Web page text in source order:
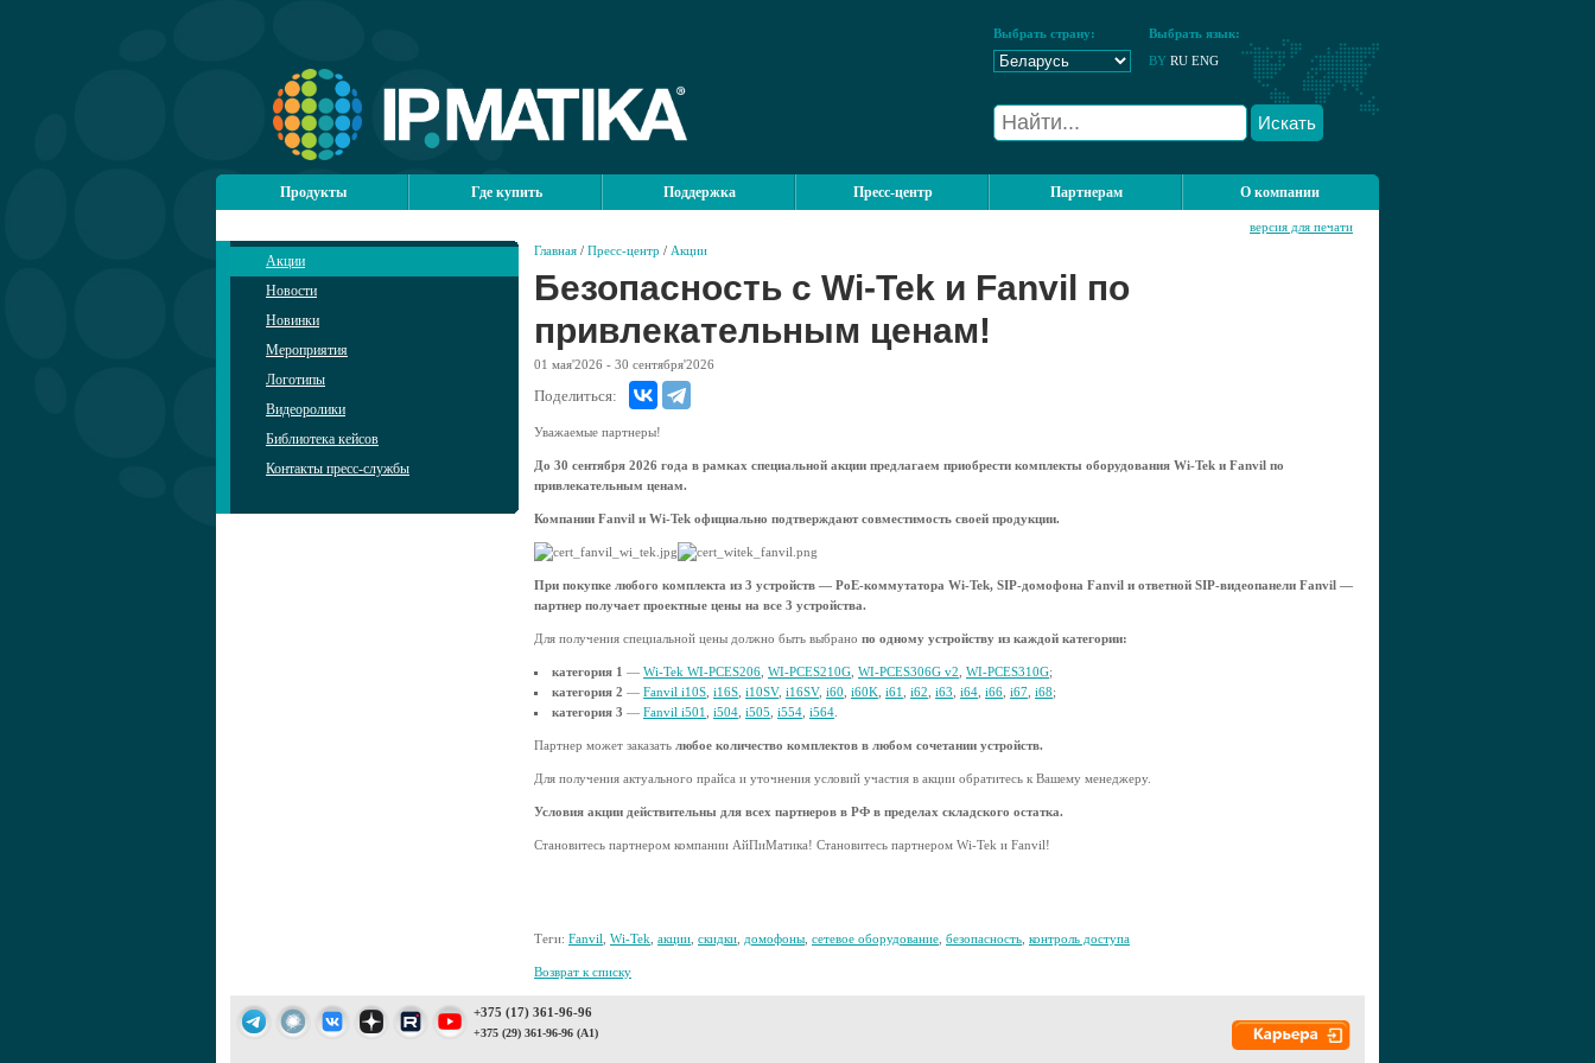
Выбрать страну:
Выбрать язык:
BY RU ENG
Искать
Продукты Где купить Поддержка Пресс-центр Партнерам О компании
Акции
Новости
Новинки
Мероприятия
Логотипы
Видеоролики
Библиотека кейсов
Контакты пресс-службы
Главная / Пресс-центр / Акции
версия для печати
Безопасность с Wi-Tek и Fanvil по
привлекательным ценам!
01 мая'2026 - 30 сентября'2026
Поделиться:
Уважаемые партнеры!
До 30 сентября 2026 года в рамках специальной акции предлагаем приобрести комплекты оборудования Wi-Tek и Fanvil по
привлекательным ценам.
Компании Fanvil и Wi-Tek официально подтверждают совместимость своей продукции.
При покупке любого комплекта из 3 устройств — PoE-коммутатора Wi-Tek, SIP-домофона Fanvil и ответной SIP-видеопанели Fanvil —
партнер получает проектные цены на все 3 устройства.
Для получения специальной цены должно быть выбрано по одному устройству из каждой категории:
категория 1 — Wi-Tek WI-PCES206 WI-PCES210G WI-PCES306G v2 WI-PCES310G;
категория 2 — Fanvil i10S i16S i10SV, i16SV, i60 i60K i61 i62 i63 i64 i66 i67 i68;
категория 3 — Fanvil i501 i504 i505 i554 i564
Партнер может заказать любое количество комплектов в любом сочетании устройств.
Для получения актуального прайса и уточнения условий участия в акции обратитесь к Вашему менеджеру.
Условия акции действительны для всех партнеров в РФ в пределах складского остатка.
Становитесь партнером компании АйПиМатика! Становитесь партнером Wi-Tek и Fanvil!
Теги: Fanvil Wi-Tek акции скидки домофоны сетевое оборудование безопасность контроль доступа
Возврат к списку
+375 (17) 361-96-96
+375 (29) 361-96-96 (A1)